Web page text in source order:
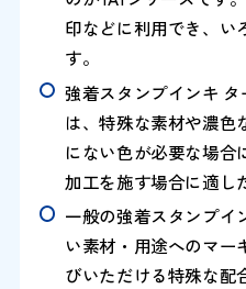
印などに利用でき、い
す。
強着スタンプインキ
は、特殊な素材や濃色
にない色が必要な場合
加工を施す場合に適し
一般の強着スタンプイ
い素材・用途へのマー
びいただける特殊な配